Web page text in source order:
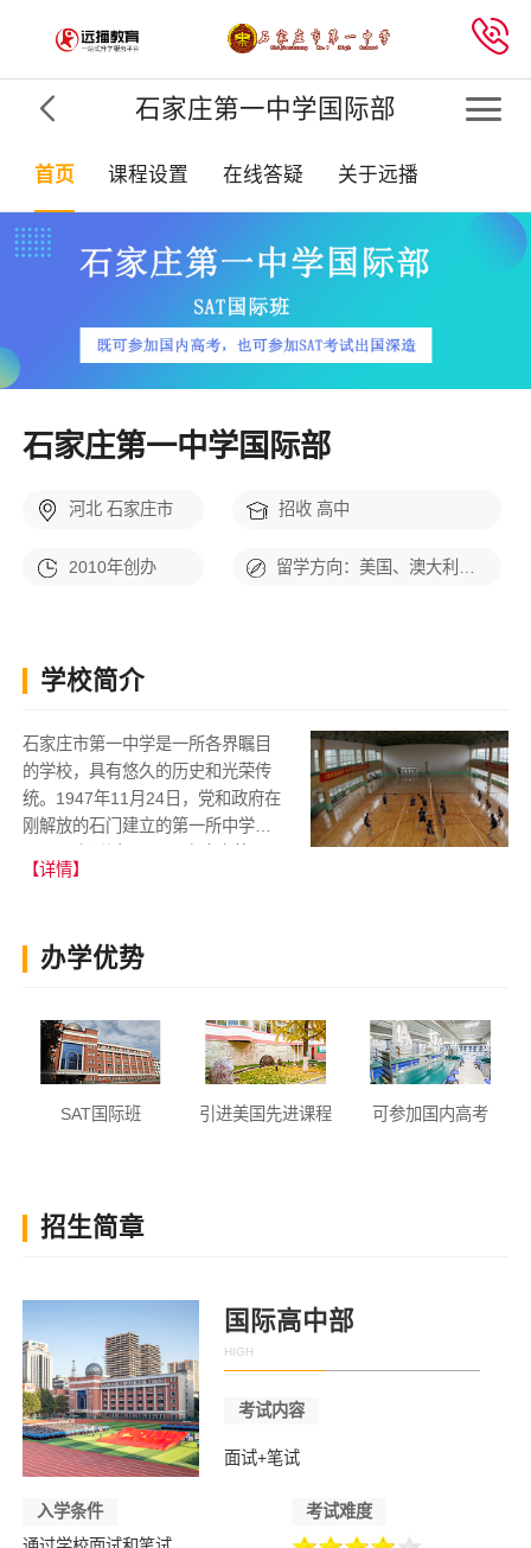

 石家庄第一中学国际部
首页 课程设置 在线答疑 关于远播
石家庄第一中学国际部
河北 石家庄市 招收 高中
2010年创办
学校简介
石家庄市第一中学是一所各界瞩目
的学校，具有悠久的历史和光荣传
统。1947年11月24日，党和政府在
刚解放的石门建立的第一所中学
中学的前身，翌年三月，石门...
【详情】
办学优势
SAT国际班 引进美国先进课程 可参加国内高考
招生简章
国际高中部
HIGH
考试内容
面试+笔试
入学条件
考试难度